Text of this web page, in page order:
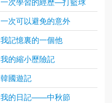
一次可以避免的意外
我記憶裏的一個他
我的縮小歷險記
韓國遊記
我的日記——中秋節